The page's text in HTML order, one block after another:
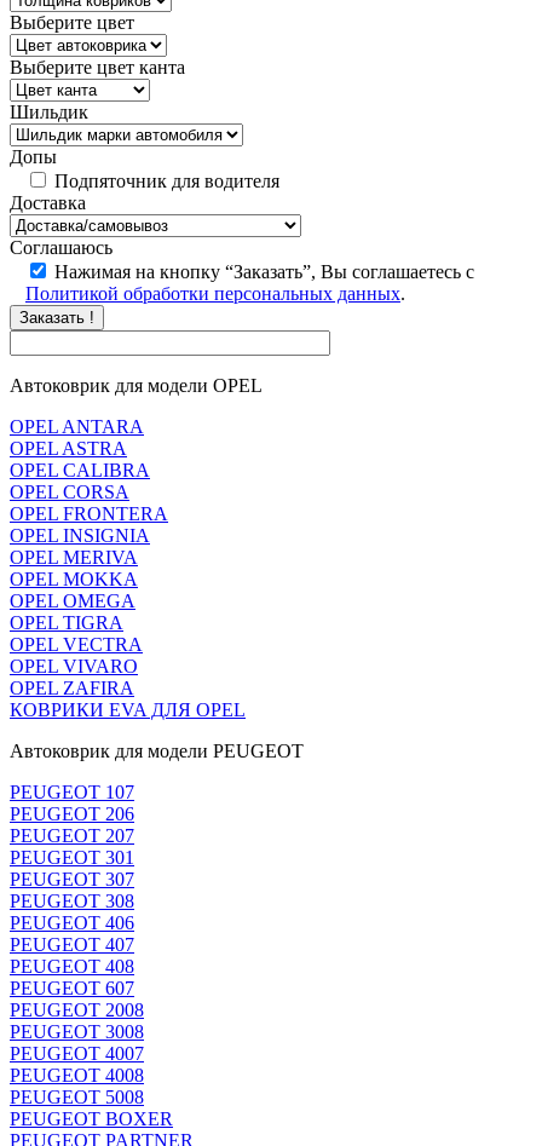
Выберите цвет
Выберите цвет канта
Шильдик
Допы
Подпяточник для водителя
Доставка
Соглашаюсь
Нажимая на кнопку “Заказать”, Вы соглашаетесь с
Политикой обработки персональных данных.
Заказать !
Автоковрик для модели OPEL
OPEL ANTARA
OPEL ASTRA
OPEL CALIBRA
OPEL CORSA
OPEL FRONTERA
OPEL INSIGNIA
OPEL MERIVA
OPEL MOKKA
OPEL OMEGA
OPEL TIGRA
OPEL VECTRA
OPEL VIVARO
OPEL ZAFIRA
КОВРИКИ EVA ДЛЯ OPEL
Автоковрик для модели PEUGEOT
PEUGEOT 107
PEUGEOT 206
PEUGEOT 207
PEUGEOT 301
PEUGEOT 307
PEUGEOT 308
PEUGEOT 406
PEUGEOT 407
PEUGEOT 408
PEUGEOT 607
PEUGEOT 2008
PEUGEOT 3008
PEUGEOT 4007
PEUGEOT 4008
PEUGEOT 5008
PEUGEOT BOXER
PEUGEOT PARTNER